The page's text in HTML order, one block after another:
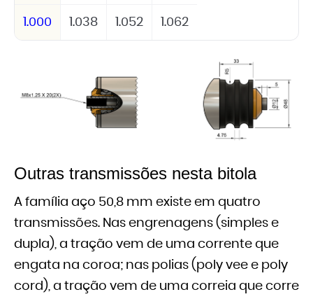
1.000 1.038 1.052 1.062
Outras transmissões nesta bitola
A família aço 50,8 mm existe em quatro
transmissões. Nas engrenagens (simples e
dupla), a tração vem de uma corrente que
engata na coroa; nas polias (poly vee e poly
cord), a tração vem de uma correia que corre